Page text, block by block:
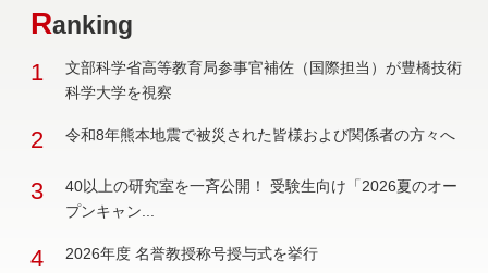
Ranking
1
文部科学省高等教育局参事官補佐（国際担当）が豊橋技術
科学大学を視察
2 令和8年熊本地震で被災された皆様および関係者の方々へ
3
40以上の研究室を一斉公開！ 受験生向け「2026夏のオー
プンキャン...
4 2026年度 名誉教授称号授与式を挙行